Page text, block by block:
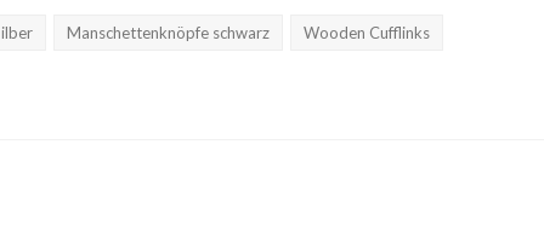
Manschettenknöpfe schwarz Wooden Cufflinks